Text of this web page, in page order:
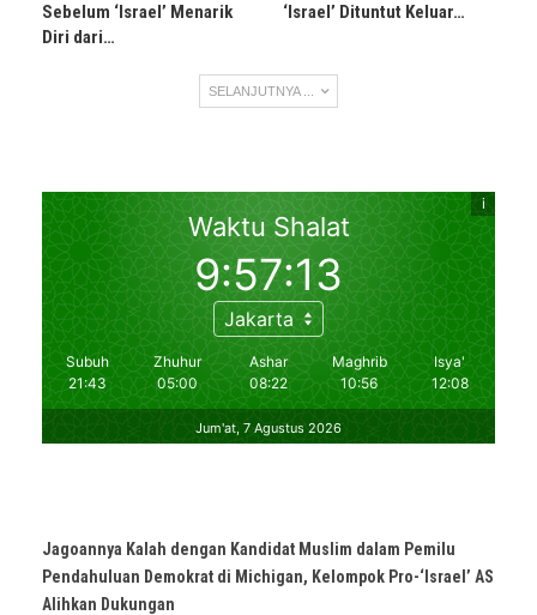
Sebelum ‘Israel’ Menarik
Diri dari…
‘Israel’ Dituntut Keluar…
SELANJUTNYA ...
Jagoannya Kalah dengan Kandidat Muslim dalam Pemilu
Pendahuluan Demokrat di Michigan, Kelompok Pro-‘Israel’ AS
Alihkan Dukungan